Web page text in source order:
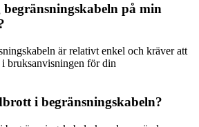
på min
är relativt enkel och kräver att
bruksanvisningen för din
i begränsningskabeln?